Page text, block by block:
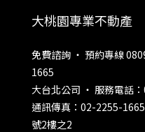
大桃園專業不動產
免費諮詢 ‧ 預約專線
1665
大台北公司 ‧ 服務電話
通訊傳真：02-2255-
號2樓之2